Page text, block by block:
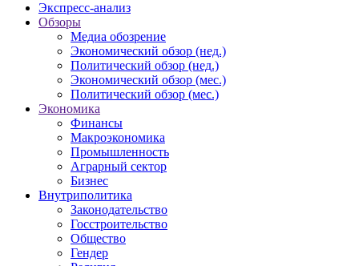
Экспресс-анализ
Обзоры
Медиа обозрение
Экономический обзор (нед.)
Политический обзор (нед.)
Экономический обзор (мес.)
Политический обзор (мес.)
Экономика
Финансы
Макроэкономика
Промышленность
Аграрный сектор
Бизнес
Внутриполитика
Законодательство
Госстроительство
Общество
Гендер